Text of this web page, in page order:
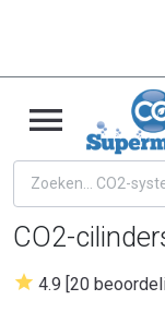
CO2-
4.9 [20